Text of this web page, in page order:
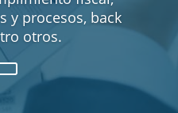
y procesos, back
otros.